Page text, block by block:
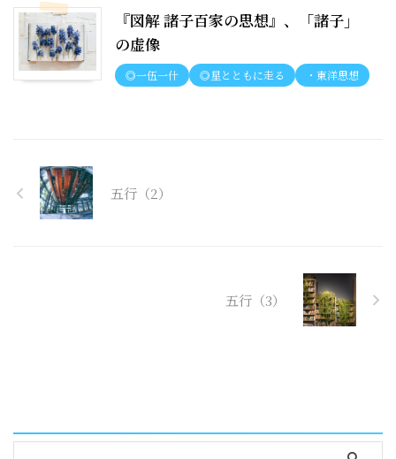
『図解 諸子百家の思想』、「諸子」
の虚像
◎一伍一什 ◎星とともに走る ・東洋思想
五行（2）
五行（3）